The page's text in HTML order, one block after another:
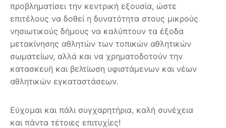
προβληματίσει την κεντρική εξουσία, ώστε
επιτέλους να δοθεί η δυνατότητα στους μικρούς
νησιωτικούς δήμους να καλύπτουν τα έξοδα
μετακίνησης αθλητών των τοπικών αθλητικών
σωματείων, αλλά και να χρηματοδοτούν την
κατασκευή και βελτίωση υφιστάμενων και νέων
αθλητικών εγκαταστάσεων.
Εύχομαι και πάλι συγχαρητήρια, καλή συνέχεια
και πάντα τέτοιες επιτυχίες!